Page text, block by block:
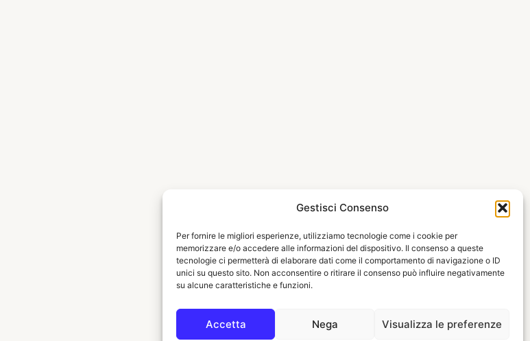
Gestisci Consenso
Per fornire le migliori esperienze, utilizziamo tecnologie come i cookie per
memorizzare e/o accedere alle informazioni del dispositivo. Il consenso a queste
tecnologie ci permetterà di elaborare dati come il comportamento di navigazione o ID
unici su questo sito. Non acconsentire o ritirare il consenso può influire negativamente
su alcune caratteristiche e funzioni.
Accetta Nega Visualizza le preferenze